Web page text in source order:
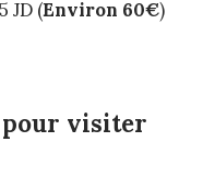
JD (Environ 60€)
pour visiter